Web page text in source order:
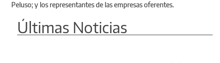
Peluso; y los representantes de las empresas oferentes.
Últimas Noticias